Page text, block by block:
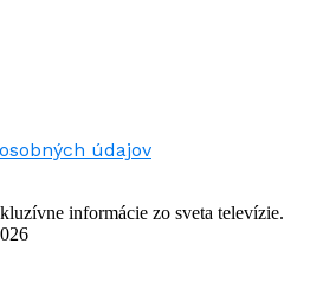
údajov
informácie zo sveta televízie.